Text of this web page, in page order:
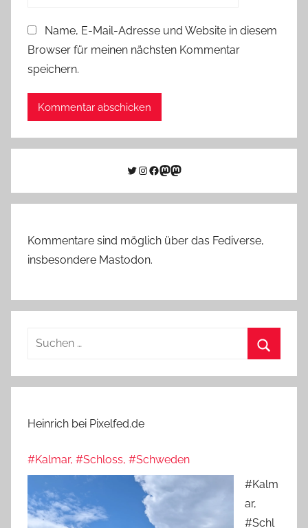
Name, E-Mail-Adresse und Website in diesem
Browser für meinen nächsten Kommentar
speichern.
Twitter
Instagram
Facebook
Link zu Mastodon
Mastodon
Kommentare sind möglich über das Fediverse,
insbesondere Mastodon.
Suchen
Heinrich bei Pixelfed.de
#Kalmar, #Schloss, #Schweden
#Kalm
ar,
#Schl